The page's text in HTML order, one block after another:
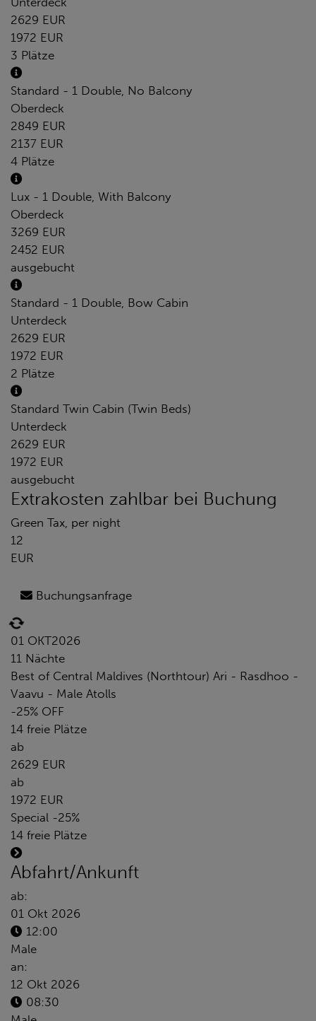
2629 EUR
1972 EUR
3 Plätze
Standard - 1 Double, No Balcony
Oberdeck
2849 EUR
2137 EUR
4 Plätze
Lux - 1 Double, With Balcony
Oberdeck
3269 EUR
2452 EUR
ausgebucht
Standard - 1 Double, Bow Cabin
Unterdeck
2629 EUR
1972 EUR
2 Plätze
Standard Twin Cabin (Twin Beds)
Unterdeck
2629 EUR
1972 EUR
ausgebucht
Extrakosten zahlbar bei Buchung
Green Tax, per night
12
EUR
Buchungsanfrage
01 OKT2026
11 Nächte
Best of Central Maldives (Northtour) Ari - Rasdhoo -
Vaavu - Male Atolls
-25% OFF
14 freie Plätze
ab
2629 EUR
ab
1972 EUR
Special -25%
14 freie Plätze
Abfahrt/Ankunft
ab:
01 Okt 2026
12:00
Male
an:
12 Okt 2026
08:30